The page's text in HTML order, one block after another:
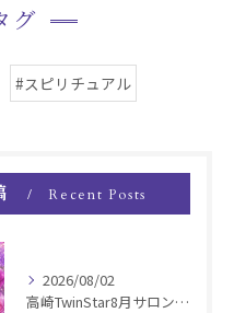
グ
#スピリチュアル
Recent Posts
2026/08/02
高崎TwinStar8月サロンお知らせ